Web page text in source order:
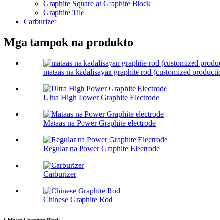
Graphite Square at Graphite Block
Graphite Tile
Carburizer
Mga tampok na produkto
mataas na kadalisayan graphite rod (customized
Ultra High Power Graphite Electrode
Mataas na Power Graphite electrode
Regular na Power Graphite Electrode
Carburizer
Chinese Graphite Rod